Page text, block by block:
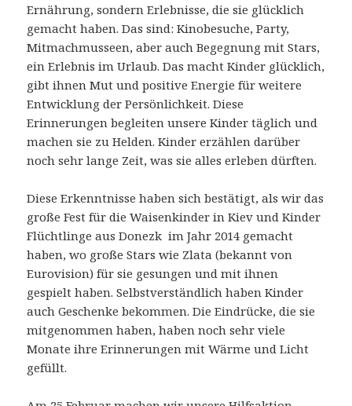
Ernährung, sondern Erlebnisse, die sie glücklich
gemacht haben. Das sind: Kinobesuche, Party,
Mitmachmusseen, aber auch Begegnung mit Stars,
ein Erlebnis im Urlaub. Das macht Kinder glücklich,
gibt ihnen Mut und positive Energie für weitere
Entwicklung der Persönlichkeit. Diese
Erinnerungen begleiten unsere Kinder täglich und
machen sie zu Helden. Kinder erzählen darüber
noch sehr lange Zeit, was sie alles erleben dürften.
Diese Erkenntnisse haben sich bestätigt, als wir das
große Fest für die Waisenkinder in Kiev und Kinder
Flüchtlinge aus Donezk im Jahr 2014 gemacht
haben, wo große Stars wie Zlata (bekannt von
Eurovision) für sie gesungen und mit ihnen
gespielt haben. Selbstverständlich haben Kinder
auch Geschenke bekommen. Die Eindrücke, die sie
mitgenommen haben, haben noch sehr viele
Monate ihre Erinnerungen mit Wärme und Licht
gefüllt.